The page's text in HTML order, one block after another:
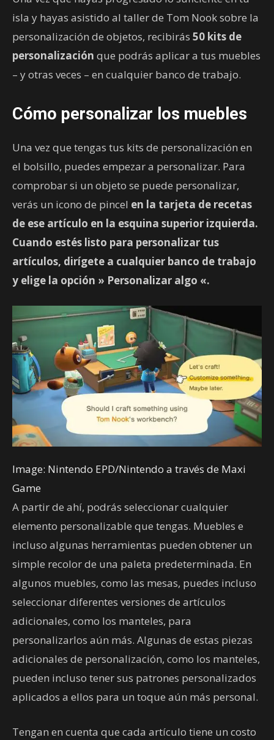
isla y hayas asistido al taller de Tom Nook sobre la
personalización de objetos, recibirás 50 kits de
personalización que podrás aplicar a tus muebles
– y otras veces – en cualquier banco de trabajo.
Cómo personalizar los muebles
Una vez que tengas tus kits de personalización en
el bolsillo, puedes empezar a personalizar. Para
comprobar si un objeto se puede personalizar,
verás un icono de pincel en la tarjeta de recetas
de ese artículo en la esquina superior izquierda.
Cuando estés listo para personalizar tus
artículos, dirígete a cualquier banco de trabajo
y elige la opción » Personalizar algo «.
Image: Nintendo EPD/Nintendo a través de Maxi
Game
A partir de ahí, podrás seleccionar cualquier
elemento personalizable que tengas. Muebles e
incluso algunas herramientas pueden obtener un
simple recolor de una paleta predeterminada. En
algunos muebles, como las mesas, puedes incluso
seleccionar diferentes versiones de artículos
adicionales, como los manteles, para
personalizarlos aún más. Algunas de estas piezas
adicionales de personalización, como los manteles,
pueden incluso tener sus patrones personalizados
aplicados a ellos para un toque aún más personal.
Tengan en cuenta que cada artículo tiene un costo